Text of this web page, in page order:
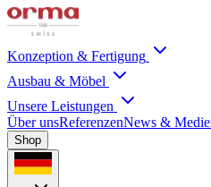
Konzeption & Fertigung
Ausbau & Möbel
Unsere Leistungen
Über unsReferenzenNews &
Shop